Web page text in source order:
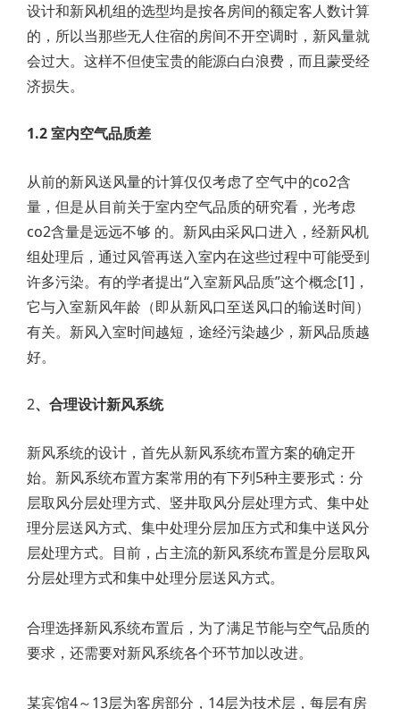
设计和新风机组的选型均是按各房间的额定客人数计算
的，所以当那些无人住宿的房间不开空调时，新风量就
会过大。这样不但使宝贵的能源白白浪费，而且蒙受经
济损失。
1.2 室内空气品质差
从前的新风送风量的计算仅仅考虑了空气中的co2含
量，但是从目前关于室内空气品质的研究看，光考虑
co2含量是远远不够 的。新风由采风口进入，经新风机
组处理后，通过风管再送入室内在这些过程中可能受到
许多污染。有的学者提出“入室新风品质”这个概念[1]，
它与入室新风年龄（即从新风口至送风口的输送时间）
有关。新风入室时间越短，途经污染越少，新风品质越
好。
2、合理设计新风系统
新风系统的设计，首先从新风系统布置方案的确定开
始。新风系统布置方案常用的有下列5种主要形式：分
层取风分层处理方式、竖井取风分层处理方式、集中处
理分层送风方式、集中处理分层加压方式和集中送风分
层处理方式。目前，占主流的新风系统布置是分层取风
分层处理方式和集中处理分层送风方式。
合理选择新风系统布置后，为了满足节能与空气品质的
要求，还需要对新风系统各个环节加以改进。
某宾馆4～13层为客房部分，14层为技术层，每层有房